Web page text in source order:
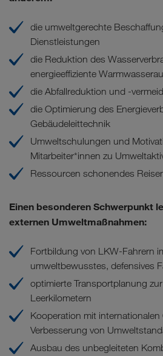
die umweltgerechte
Dienstleistungen
die Reduktion des
energieeffiziente
die Abfallreduktion und -
die Optimierung des
Gebäudeleittechnik
Umweltschulungen und
Mitarbeiter*innen zu
Ressourcen schonendes
Einen besonderen Schwerpunkt
externen Umweltmaßnahmen:
Fortbildung von LKW-Fahrern
umweltbewusstes, defensives
optimierte Transportplanung
Leerkilometern
Kooperation mit
Verbesserung von
Ausbau des unbegleiteten